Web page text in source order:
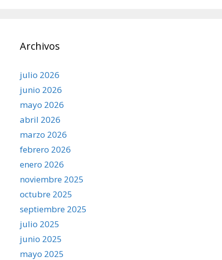
Archivos
julio 2026
junio 2026
mayo 2026
abril 2026
marzo 2026
febrero 2026
enero 2026
noviembre 2025
octubre 2025
septiembre 2025
julio 2025
junio 2025
mayo 2025